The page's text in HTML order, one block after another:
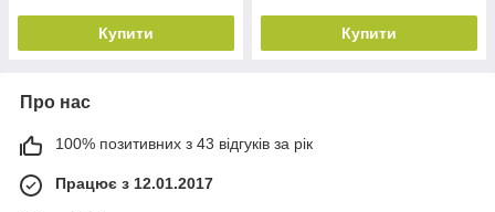
Купити Купити
Про нас
100% позитивних з 43 відгуків за рік
Працює з 12.01.2017